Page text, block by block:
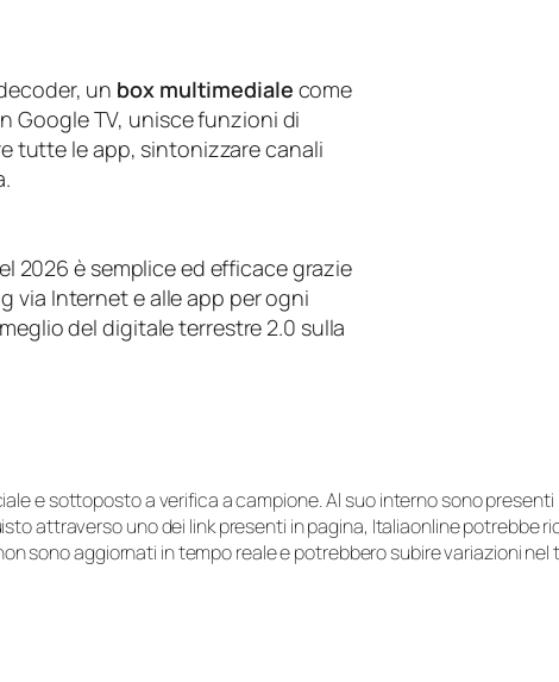
un box multimediale come
Google TV, unisce funzioni di
tutte le app, sintonizzare canali
2026 è semplice ed efficace grazie
via Internet e alle app per ogni
del digitale terrestre 2.0 sulla
e sottoposto a verifica a campione. Al suo interno sono
attraverso uno dei link presenti in pagina, Italiaonline potrebbe
sono aggiornati in tempo reale e potrebbero subire variazioni